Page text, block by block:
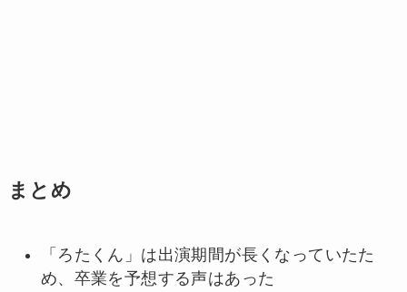
まとめ
「ろたくん」は出演期間が長くなっていたた
め、卒業を予想する声はあった